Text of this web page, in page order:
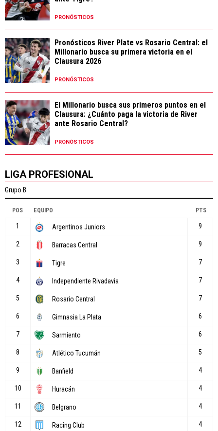
PRONÓSTICOS
Pronósticos River Plate vs Rosario Central: el
Millonario busca su primera victoria en el
Clausura 2026
PRONÓSTICOS
El Millonario busca sus primeros puntos en el
Clausura: ¿Cuánto paga la victoria de River
ante Rosario Central?
PRONÓSTICOS
LIGA PROFESIONAL